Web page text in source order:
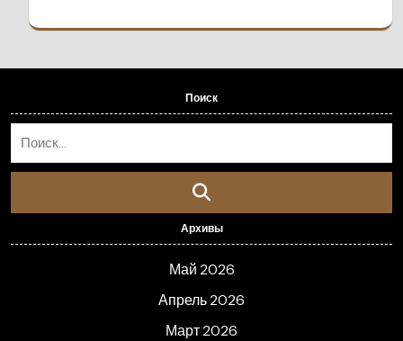
Поиск
Архивы
Май 2026
Апрель 2026
Март 2026